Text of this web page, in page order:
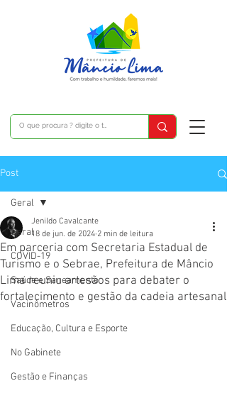
Post
Geral
COVID-19
Saúde e Saneamento
Vacinômetros
Educação, Cultura e Esporte
No Gabinete
Gestão e Finanças
Geral
Em parceria com Secretaria Estadual de
Turismo e o Sebrae, Prefeitura de Mâncio
Lima reuniu artesãos para debater o
fortalecimento e gestão da cadeia artesanal
Jenildo Cavalcante
18 de jun. de 2024 2 min de leitura